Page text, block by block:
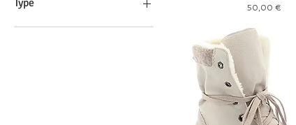
38
Type
Botte de pluie
Prix
50,00 €